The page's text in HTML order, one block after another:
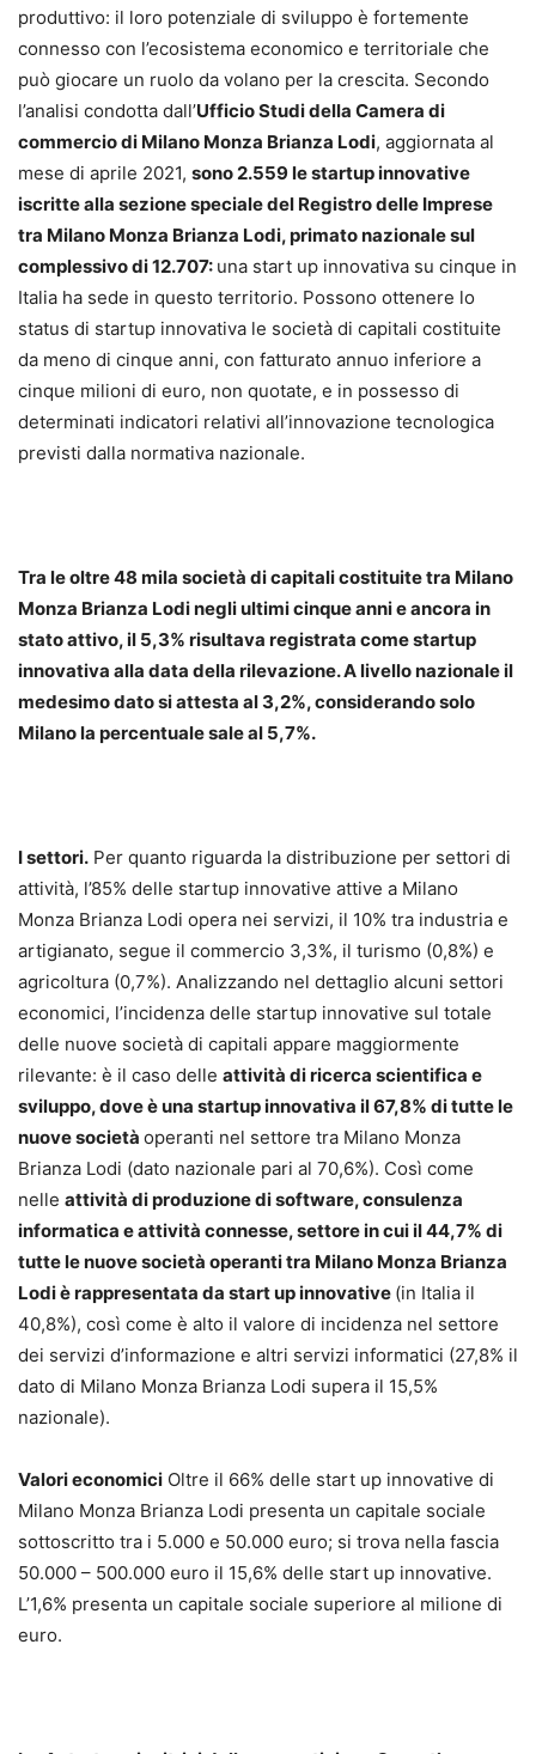
produttivo: il loro potenziale di sviluppo è fortemente
connesso con l’ecosistema economico e territoriale che
può giocare un ruolo da volano per la crescita. Secondo
l’analisi condotta dall’Ufficio Studi della Camera di
commercio di Milano Monza Brianza Lodi, aggiornata al
mese di aprile 2021, sono 2.559 le startup innovative
iscritte alla sezione speciale del Registro delle Imprese
tra Milano Monza Brianza Lodi, primato nazionale sul
complessivo di 12.707: una start up innovativa su cinque in
Italia ha sede in questo territorio. Possono ottenere lo
status di startup innovativa le società di capitali costituite
da meno di cinque anni, con fatturato annuo inferiore a
cinque milioni di euro, non quotate, e in possesso di
determinati indicatori relativi all’innovazione tecnologica
previsti dalla normativa nazionale.
Tra le oltre 48 mila società di capitali costituite tra Milano
Monza Brianza Lodi negli ultimi cinque anni e ancora in
stato attivo, il 5,3% risultava registrata come startup
innovativa alla data della rilevazione. A livello nazionale il
medesimo dato si attesta al 3,2%, considerando solo
Milano la percentuale sale al 5,7%.
I settori. Per quanto riguarda la distribuzione per settori di
attività, l’85% delle startup innovative attive a Milano
Monza Brianza Lodi opera nei servizi, il 10% tra industria e
artigianato, segue il commercio 3,3%, il turismo (0,8%) e
agricoltura (0,7%). Analizzando nel dettaglio alcuni settori
economici, l’incidenza delle startup innovative sul totale
delle nuove società di capitali appare maggiormente
rilevante: è il caso delle attività di ricerca scientifica e
sviluppo, dove è una startup innovativa il 67,8% di tutte le
nuove società operanti nel settore tra Milano Monza
Brianza Lodi (dato nazionale pari al 70,6%). Così come
nelle attività di produzione di software, consulenza
informatica e attività connesse, settore in cui il 44,7% di
tutte le nuove società operanti tra Milano Monza Brianza
Lodi è rappresentata da start up innovative (in Italia il
40,8%), così come è alto il valore di incidenza nel settore
dei servizi d’informazione e altri servizi informatici (27,8% il
dato di Milano Monza Brianza Lodi supera il 15,5%
nazionale).
Valori economici Oltre il 66% delle start up innovative di
Milano Monza Brianza Lodi presenta un capitale sociale
sottoscritto tra i 5.000 e 50.000 euro; si trova nella fascia
50.000 – 500.000 euro il 15,6% delle start up innovative.
L’1,6% presenta un capitale sociale superiore al milione di
euro.